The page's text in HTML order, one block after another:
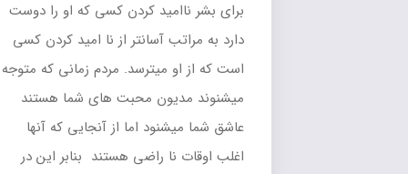
برای بشر ناامید کردن کسی که او را دوست
دارد به مراتب آسانتر از نا امید کردن کسی
است که از او میترسد. مردم زمانی که متوجه
میشنوند مدیون محبت های شما هستند
عاشق شما میشنود اما از آنجایی که آنها
اغلب اوقات نا راضی هستند بنابر این در